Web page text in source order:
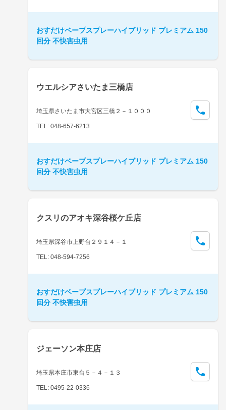
おすだけベープスプレーハイブリッド プレミアム 150
回分 不快害虫用
ウエルシアさいたま三橋店
埼玉県さいたま市大宮区三橋２－１０００
TEL: 048-657-6213
おすだけベープスプレーハイブリッド プレミアム 150
回分 不快害虫用
クスリのアオキ深谷桜ケ丘店
埼玉県深谷市上野台２９１４－１
TEL: 048-594-7256
おすだけベープスプレーハイブリッド プレミアム 150
回分 不快害虫用
ジェーソン本庄店
埼玉県本庄市東台５－４－１３
TEL: 0495-22-0336